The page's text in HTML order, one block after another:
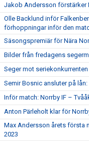
Jakob Andersson förstärker
Olle Backlund inför
förhoppningar inför den
Säsongspremiär för Nära
Bilder från fredagens
Seger mot seriekonkurrenten
Semir Bosnic ansluter på
Inför match: Norrby IF –
Anton Pärleholt klar för
Max Andersson årets första
2023